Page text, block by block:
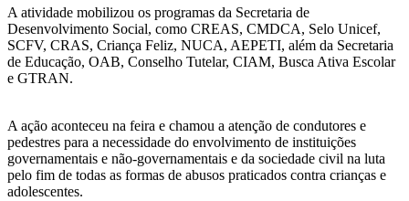
A atividade mobilizou os programas da Secretaria de
Desenvolvimento Social, como CREAS, CMDCA, Selo Unicef,
SCFV, CRAS, Criança Feliz, NUCA, AEPETI, além da Secretaria
de Educação, OAB, Conselho Tutelar, CIAM, Busca Ativa Escolar
e GTRAN.
A ação aconteceu na feira e chamou a atenção de condutores e
pedestres para a necessidade do envolvimento de instituições
governamentais e não-governamentais e da sociedade civil na luta
pelo fim de todas as formas de abusos praticados contra crianças e
adolescentes.